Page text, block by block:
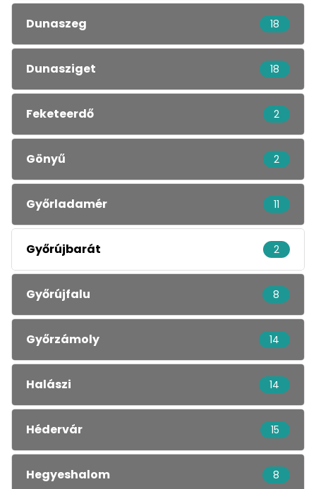
Dunaszeg 18
Dunasziget 18
Feketeerdő 2
Gönyű 2
Győrladamér 11
Győrújbarát 2
Győrújfalu 8
Győrzámoly 14
Halászi 14
Hédervár 15
Hegyeshalom 8